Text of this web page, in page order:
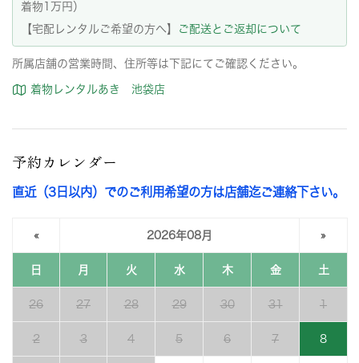
着物1万円）
【宅配レンタルご希望の方へ】
ご配送とご返却について
所属店舗の営業時間、住所等は下記にてご確認ください。
着物レンタルあき 池袋店
予約カレンダー
直近（3日以内）でのご利用希望の方は店舗迄ご連絡下さい。
« 2026年08月 »
日 月 火 水 木 金 土
26 27 28 29 30 31 1
2 3 4 5 6 7 8